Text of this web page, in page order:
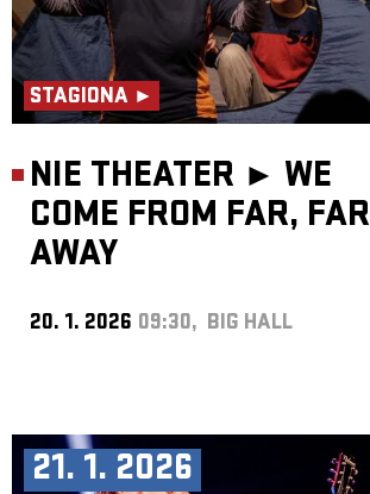
STAGIONA ►
NIE THEATER ► WE
COME FROM FAR, FAR
AWAY
20. 1. 2026 09:30, BIG HALL
21. 1. 2026